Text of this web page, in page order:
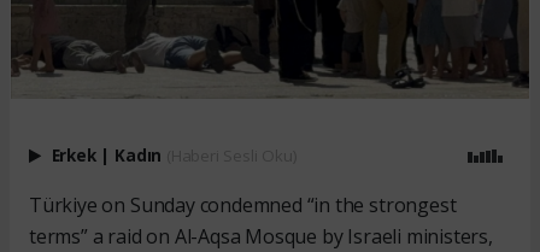
Erkek | Kadın
Türkiye on Sunday condemned “in the strongest
terms” a raid on Al-Aqsa Mosque by Israeli ministers,